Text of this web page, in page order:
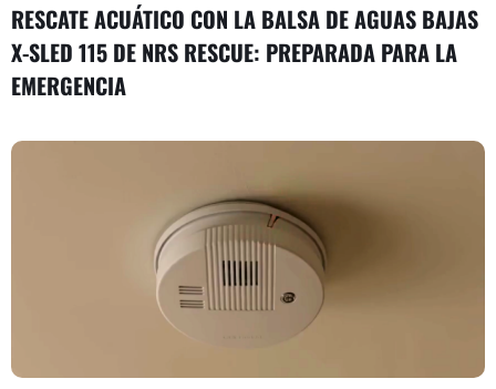
RESCATE ACUÁTICO CON LA BALSA DE AGUAS BAJAS
X-SLED 115 DE NRS RESCUE: PREPARADA PARA LA
EMERGENCIA